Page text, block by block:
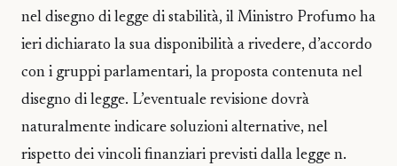
nel disegno di legge di stabilità, il Ministro Profumo ha
ieri dichiarato la sua disponibilità a rivedere, d’accordo
con i gruppi parlamentari, la proposta contenuta nel
disegno di legge. L’eventuale revisione dovrà
naturalmente indicare soluzioni alternative, nel
rispetto dei vincoli finanziari previsti dalla legge n.